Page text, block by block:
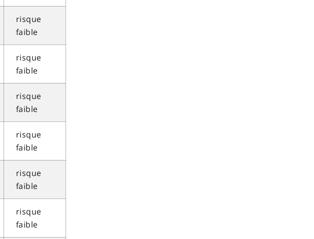
risque
faible
risque
faible
risque
faible
risque
faible
risque
faible
risque
faible